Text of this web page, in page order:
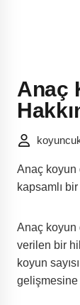
Anaç
Anaç koyun
kapsamlı
Anaç koyun
verilen bir
koyun
gelişmesine